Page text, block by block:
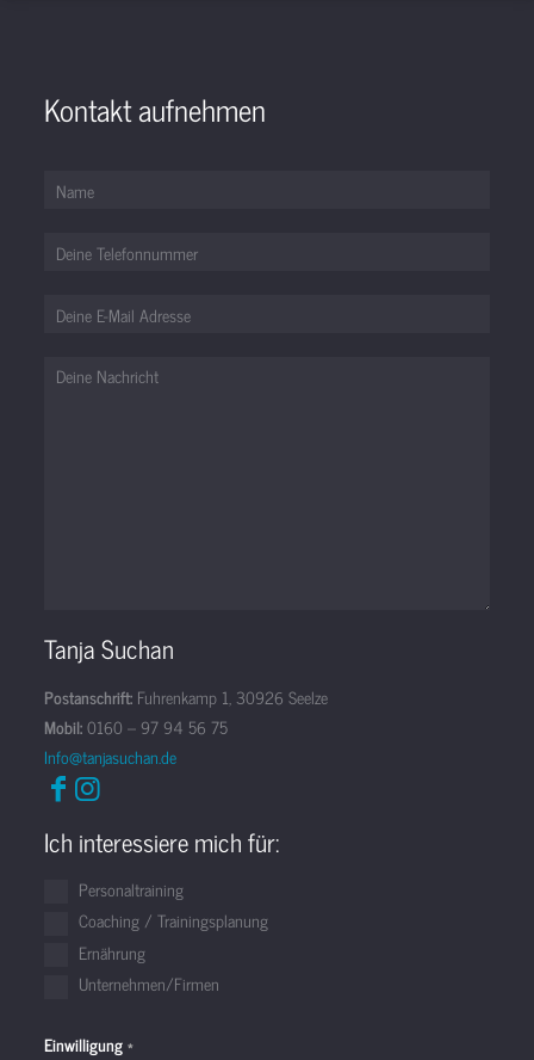
Kontakt aufnehmen
Tanja Suchan
Postanschrift: Fuhrenkamp 1, 30926 Seelze
Mobil:0160 – 97 94 56 75
Info@tanjasuchan.de
Ich interessiere mich für:
Personaltraining
Coaching / Trainingsplanung
Ernährung
Unternehmen/Firmen
Einwilligung*